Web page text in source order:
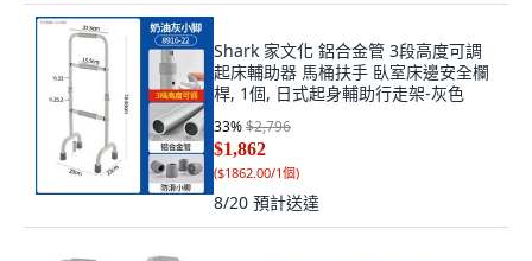
Shark 家文化 鋁合金管 3段高度可調
起床輔助器 馬桶扶手 臥室床邊安全欄
桿, 1個, 日式起身輔助行走架-灰色
33%$2,796
$1,862
($1862.00/1個)
8/20 預計送達